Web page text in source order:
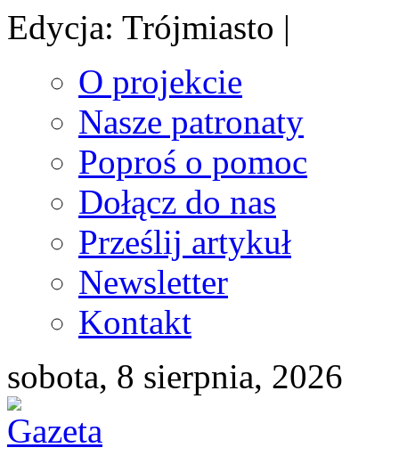
Edycja: Trójmiasto |
O projekcie
Nasze patronaty
Poproś o pomoc
Dołącz do nas
Prześlij artykuł
Newsletter
Kontakt
sobota, 8 sierpnia, 2026